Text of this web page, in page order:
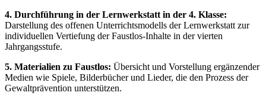
4. Durchführung in der Lernwerkstatt in der 4. Klasse:
Darstellung des offenen Unterrichtsmodells der Lernwerkstatt zur
individuellen Vertiefung der Faustlos-Inhalte in der vierten
Jahrgangsstufe.
5. Materialien zu Faustlos: Übersicht und Vorstellung ergänzender
Medien wie Spiele, Bilderbücher und Lieder, die den Prozess der
Gewaltprävention unterstützen.